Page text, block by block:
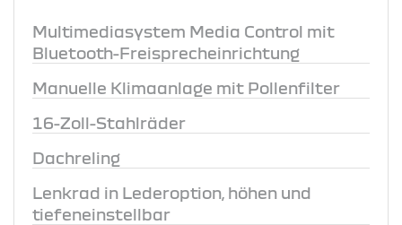
Multimediasystem Media Control mit
Bluetooth-Freisprecheinrichtung
Manuelle Klimaanlage mit Pollenfilter
16-Zoll-Stahlräder
Dachreling
Lenkrad in Lederoption, höhen und
tiefeneinstellbar